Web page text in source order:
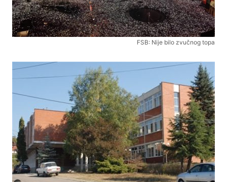
FSB: Nije bilo zvučnog topa